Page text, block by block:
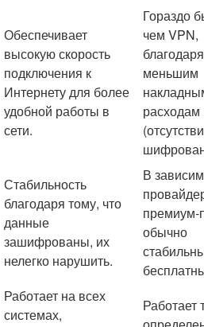
Обеспечивает
высокую скорость
подключения к
Интернету для более
удобной работы в
сети.
Гораздо
чем VPN,
благодаря
меньшим
расходам
Стабильность
благодаря тому, что
данные
зашифрованы, их
нелегко нарушить.
В
премиум-
обычно
Работает на всех
системах,
Работает